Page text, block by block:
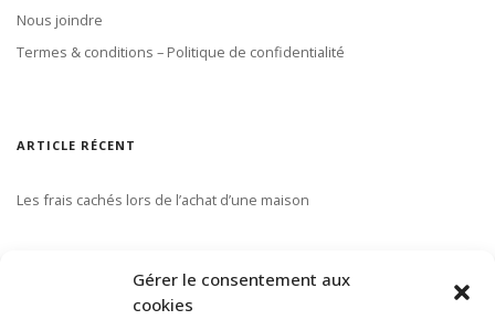
Gérer le consentement aux
cookies
Nous joindre
Termes & conditions – Politique de confidentialité
ARTICLE RÉCENT
Les frais cachés lors de l’achat d’une maison